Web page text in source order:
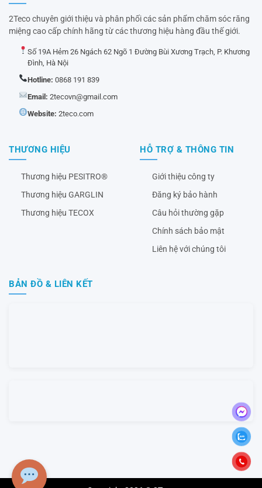
2Teco chuyên giới thiệu và phân phối các sản phẩm chăm sóc răng
miệng cao cấp chính hãng từ các thương hiệu hàng đầu thế giới.
Số 19A Hẻm 26 Ngách 62 Ngõ 1 Đường Bùi Xương Trạch, P. Khương
Đình, Hà Nội
Hotline: 0868 191 839
Email: 2tecovn@gmail.com
Website: 2teco.com
THƯƠNG HIỆU
Thương hiệu PESITRO®
Thương hiệu GARGLIN
Thương hiệu TECOX
HỖ TRỢ & THÔNG TIN
Giới thiệu công ty
Đăng ký bảo hành
Câu hỏi thường gặp
Chính sách bảo mật
Liên hệ với chúng tôi
BẢN ĐỒ & LIÊN KẾT